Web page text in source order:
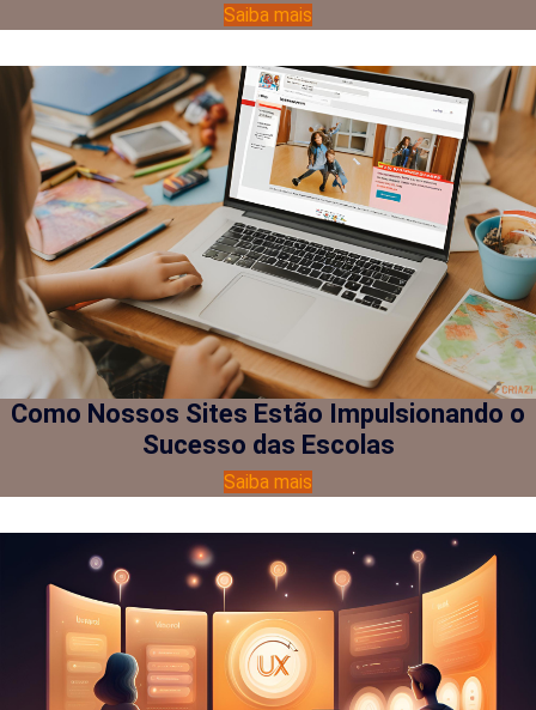
Saiba mais
Como Nossos Sites Estão Impulsionando o
Sucesso das Escolas
Saiba mais